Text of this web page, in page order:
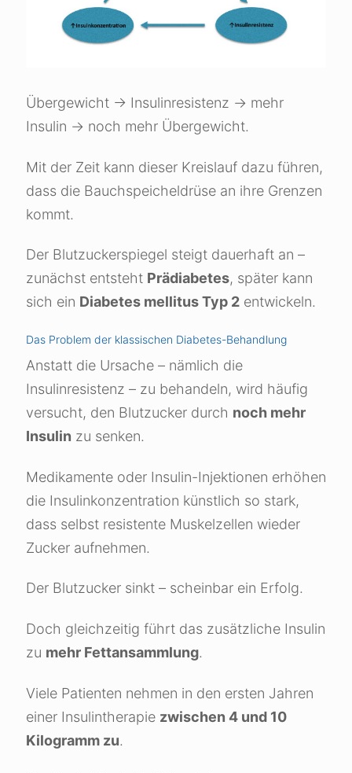
Übergewicht → Insulinresistenz → mehr
Insulin → noch mehr Übergewicht.
Mit der Zeit kann dieser Kreislauf dazu führen,
dass die Bauchspeicheldrüse an ihre Grenzen
kommt.
Der Blutzuckerspiegel steigt dauerhaft an –
zunächst entsteht Prädiabetes, später kann
sich ein Diabetes mellitus Typ 2 entwickeln.
Das Problem der klassischen Diabetes-Behandlung
Anstatt die Ursache – nämlich die
Insulinresistenz – zu behandeln, wird häufig
versucht, den Blutzucker durch noch mehr
Insulin zu senken.
Medikamente oder Insulin-Injektionen erhöhen
die Insulinkonzentration künstlich so stark,
dass selbst resistente Muskelzellen wieder
Zucker aufnehmen.
Der Blutzucker sinkt – scheinbar ein Erfolg.
Doch gleichzeitig führt das zusätzliche Insulin
zu mehr Fettansammlung.
Viele Patienten nehmen in den ersten Jahren
einer Insulintherapie zwischen 4 und 10
Kilogramm zu.